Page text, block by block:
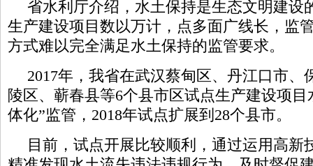
省水利厅介绍，水土保持是生态文明建设
生产建设项目数以万计，点多面广线长，监
方式难以完全满足水土保持的监管要求。
2017年，我省在武汉蔡甸区、丹江口市、
陵区、蕲春县等6个县市区试点生产建设项
体化”监管，2018年试点扩展到28个县市。
目前，试点开展比较顺利，通过运用高新